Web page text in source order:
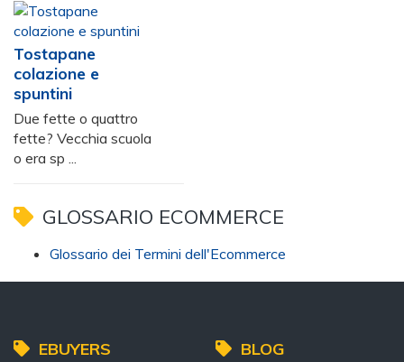
Tostapane
colazione e
spuntini
Due fette o quattro
fette? Vecchia scuola
o era sp ...
GLOSSARIO ECOMMERCE
Glossario dei Termini dell'Ecommerce
EBUYERS BLOG